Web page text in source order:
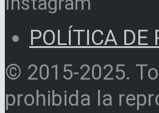
POLÍTICA DE
© 2015-2025.
prohibida la